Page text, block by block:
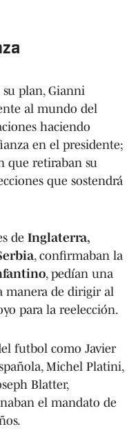
plan, Gianni
al mundo del
haciendo
en el presidente;
que retiraban su
que sostendrá
de Inglaterra,
, confirmaban la
, pedían una
manera de dirigir al
para la reelección.
futbol como Javier
Michel Platini,
Blatter,
el mandato de